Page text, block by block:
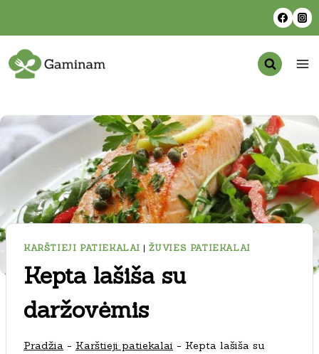
content
KARŠTIEJI PATIEKALAI | ŽUVIES PATIEKALAI
Kepta lašiša su
daržovėmis
Pradžia - Karštieji patiekalai - Kepta lašiša su